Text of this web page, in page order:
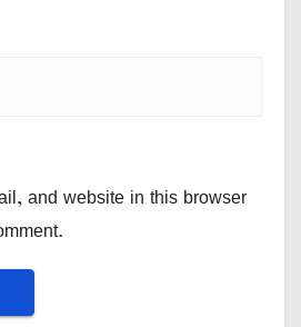
and website in this browser